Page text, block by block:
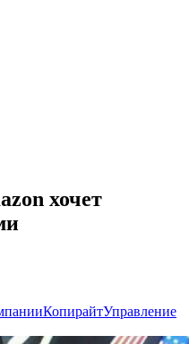
хочет
КопирайтУправление